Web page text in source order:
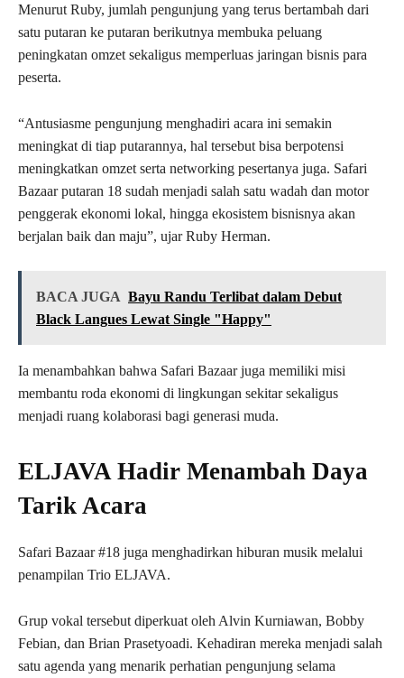
Menurut Ruby, jumlah pengunjung yang terus bertambah dari
satu putaran ke putaran berikutnya membuka peluang
peningkatan omzet sekaligus memperluas jaringan bisnis para
peserta.
“Antusiasme pengunjung menghadiri acara ini semakin
meningkat di tiap putarannya, hal tersebut bisa berpotensi
meningkatkan omzet serta networking pesertanya juga. Safari
Bazaar putaran 18 sudah menjadi salah satu wadah dan motor
penggerak ekonomi lokal, hingga ekosistem bisnisnya akan
berjalan baik dan maju”, ujar Ruby Herman.
BACA JUGA Bayu Randu Terlibat dalam Debut
Black Langues Lewat Single "Happy"
Ia menambahkan bahwa Safari Bazaar juga memiliki misi
membantu roda ekonomi di lingkungan sekitar sekaligus
menjadi ruang kolaborasi bagi generasi muda.
ELJAVA Hadir Menambah Daya
Tarik Acara
Safari Bazaar #18 juga menghadirkan hiburan musik melalui
penampilan Trio ELJAVA.
Grup vokal tersebut diperkuat oleh Alvin Kurniawan, Bobby
Febian, dan Brian Prasetyoadi. Kehadiran mereka menjadi salah
satu agenda yang menarik perhatian pengunjung selama